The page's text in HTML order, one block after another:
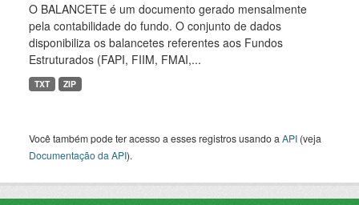
O BALANCETE é um documento gerado mensalmente
pela contabilidade do fundo. O conjunto de dados
disponibiliza os balancetes referentes aos Fundos
Estruturados (FAPI, FIIM, FMAI,...
TXT ZIP
Você também pode ter acesso a esses registros usando a API (veja
Documentação da API).